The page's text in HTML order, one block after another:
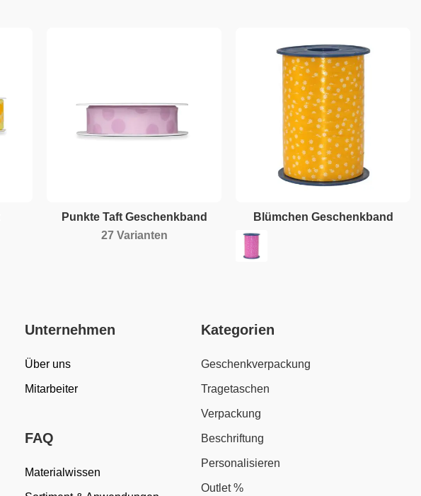
Punkte Taft Geschenkband
27 Varianten
Blümchen Geschenkband
Unternehmen
Über uns
Mitarbeiter
FAQ
Materialwissen
Kategorien
Geschenkverpackung
Tragetaschen
Verpackung
Beschriftung
Personalisieren
Outlet %